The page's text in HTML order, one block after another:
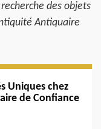
des objets
Antiquaire
Uniques chez
de Confiance